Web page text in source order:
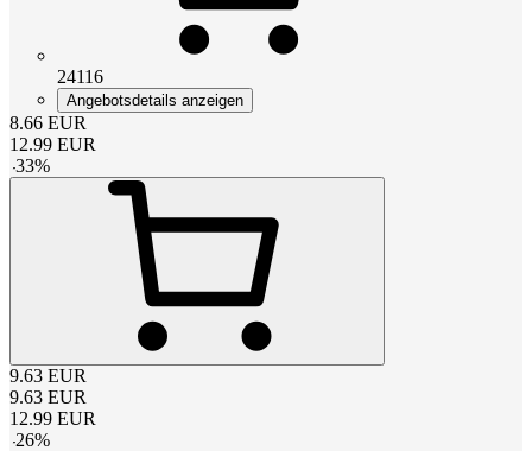
24116
Angebotsdetails anzeigen
8.66 EUR
12.99 EUR
-33%
9.63 EUR
9.63 EUR
12.99 EUR
-26%